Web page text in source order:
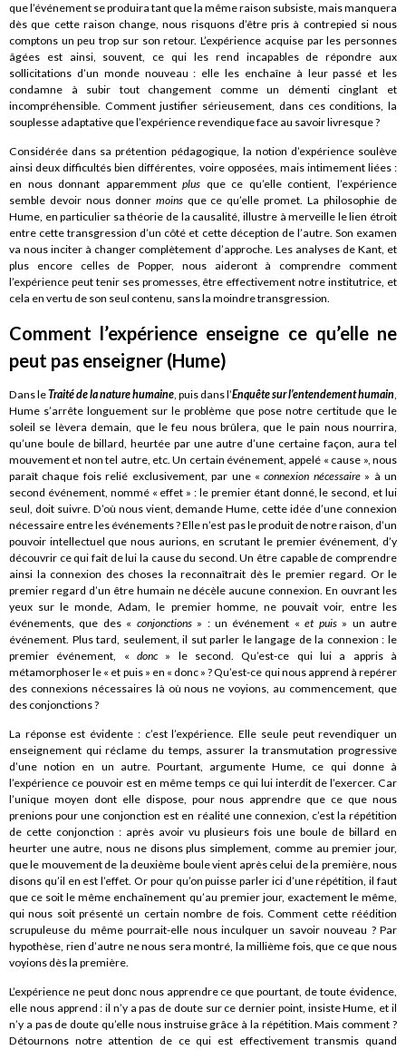
que l’événement se produira tant que la même raison subsiste, mais manquera
dès que cette raison change, nous risquons d’être pris à contrepied si nous
comptons un peu trop sur son retour. L’expérience acquise par les personnes
âgées est ainsi, souvent, ce qui les rend incapables de répondre aux
sollicitations d’un monde nouveau : elle les enchaîne à leur passé et les
condamne à subir tout changement comme un démenti cinglant et
incompréhensible. Comment justifier sérieusement, dans ces conditions, la
souplesse adaptative que l’expérience revendique face au savoir livresque ?
Considérée dans sa prétention pédagogique, la notion d’expérience soulève
ainsi deux difficultés bien différentes, voire opposées, mais intimement liées :
en nous donnant apparemmentplus que ce qu’elle contient, l’expérience
semble devoir nous donner moinsque ce qu’elle promet. La philosophie de
Hume, en particulier sa théorie de la causalité, illustre à merveille le lien étroit
entre cette transgression d’un côté et cette déception de l’autre. Son examen
va nous inciter à changer complètement d’approche. Les analyses de Kant, et
plus encore celles de Popper, nous aideront à comprendre comment
l’expérience peut tenir ses promesses, être effectivement notre institutrice, et
cela en vertu de son seul contenu, sans la moindre transgression.
Comment l’expérience enseigne ce qu’elle ne
peut pas enseigner (Hume)
Dans leTraité de la nature humaine, puis dans l’Enquête sur l’entendement humain,
Hume s’arrête longuement sur le problème que pose notre certitude que le
soleil se lèvera demain, que le feu nous brûlera, que le pain nous nourrira,
qu’une boule de billard, heurtée par une autre d’une certaine façon, aura tel
mouvement et non tel autre, etc. Un certain événement, appelé « cause », nous
paraît chaque fois relié exclusivement, par une «connexion nécessaire» à un
second événement, nommé « effet » : le premier étant donné, le second, et lui
seul, doit suivre. D’où nous vient, demande Hume, cette idée d’une connexion
nécessaire entre les événements ? Elle n’est pas le produit de notre raison, d’un
pouvoir intellectuel que nous aurions, en scrutant le premier événement, d’y
découvrir ce qui fait de lui la cause du second. Un être capable de comprendre
ainsi la connexion des choses la reconnaîtrait dès le premier regard. Or le
premier regard d’un être humain ne décèle aucune connexion. En ouvrant les
yeux sur le monde, Adam, le premier homme, ne pouvait voir, entre les
événements, que des « conjonctions» : un événement «et puis» un autre
événement. Plus tard, seulement, il sut parler le langage de la connexion : le
premier événement, « donc » le second. Qu’est-ce qui lui a appris à
métamorphoser le « et puis » en « donc » ? Qu’est-ce qui nous apprend à repérer
des connexions nécessaires là où nous ne voyions, au commencement, que
des conjonctions ?
La réponse est évidente : c’est l’expérience. Elle seule peut revendiquer un
enseignement qui réclame du temps, assurer la transmutation progressive
d’une notion en un autre. Pourtant, argumente Hume, ce qui donne à
l’expérience ce pouvoir est en même temps ce qui lui interdit de l’exercer. Car
l’unique moyen dont elle dispose, pour nous apprendre que ce que nous
prenions pour une conjonction est en réalité une connexion, c’est la répétition
de cette conjonction : après avoir vu plusieurs fois une boule de billard en
heurter une autre, nous ne disons plus simplement, comme au premier jour,
que le mouvement de la deuxième boule vient après celui de la première, nous
disons qu’il en est l’effet. Or pour qu’on puisse parler ici d’une répétition, il faut
que ce soit le même enchaînement qu’au premier jour, exactement le même,
qui nous soit présenté un certain nombre de fois. Comment cette réédition
scrupuleuse du même pourrait-elle nous inculquer un savoir nouveau ? Par
hypothèse, rien d’autre ne nous sera montré, la millième fois, que ce que nous
voyions dès la première.
L’expérience ne peut donc nous apprendre ce que pourtant, de toute évidence,
elle nous apprend : il n’y a pas de doute sur ce dernier point, insiste Hume, et il
n’y a pas de doute qu’elle nous instruise grâce à la répétition. Mais comment ?
Détournons notre attention de ce qui est effectivement transmis quand